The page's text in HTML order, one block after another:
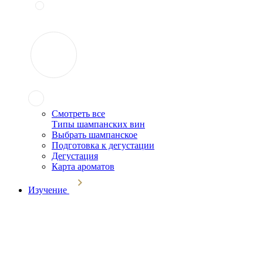
Смотреть все
Типы шампанских вин
Выбрать шампанское
Подготовка к дегустации
Дегустация
Карта ароматов
Изучение